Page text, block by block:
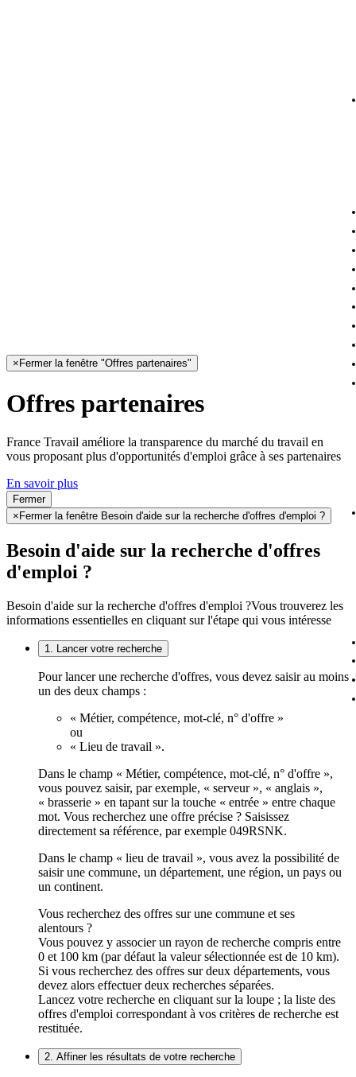
× Fermer la fenêtre "Offres partenaires"
Offres partenaires
France Travail améliore la transparence du marché du travail en
vous proposant plus d'opportunités d'emploi grâce à ses partenaires
En savoir plus
Fermer
× Fermer la fenêtre Besoin d'aide sur la recherche d'offres d'emploi ?
Besoin d'aide sur la recherche d'offres
d'emploi ?
Besoin d'aide sur la recherche d'offres d'emploi ?Vous trouverez les
informations essentielles en cliquant sur l'étape qui vous intéresse
1. Lancer votre recherche
Pour lancer une recherche d'offres, vous devez saisir au moins
un des deux champs :
« Métier, compétence, mot-clé, n° d'offre »
ou
« Lieu de travail ».
Dans le champ « Métier, compétence, mot-clé, n° d'offre »,
vous pouvez saisir, par exemple, « serveur », « anglais »,
« brasserie » en tapant sur la touche « entrée » entre chaque
mot. Vous recherchez une offre précise ? Saisissez
directement sa référence, par exemple 049RSNK.
Dans le champ « lieu de travail », vous avez la possibilité de
saisir une commune, un département, une région, un pays ou
un continent.
Vous recherchez des offres sur une commune et ses
alentours ?
Vous pouvez y associer un rayon de recherche compris entre
0 et 100 km (par défaut la valeur sélectionnée est de 10 km).
Si vous recherchez des offres sur deux départements, vous
devez alors effectuer deux recherches séparées.
Lancez votre recherche en cliquant sur la loupe ; la liste des
offres d'emploi correspondant à vos critères de recherche est
restituée.
2. Affiner les résultats de votre recherche